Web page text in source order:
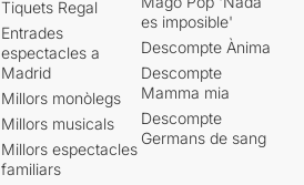
Tiquets Regal
Entrades
espectacles a
Madrid
Millors monòlegs
Millors musicals
Millors espectacles
familiars
es imposible'
Descompte Ànima
Descompte
Mamma mia
Descompte
Germans de sang